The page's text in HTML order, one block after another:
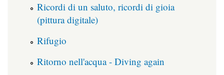
Ricordi di un saluto, ricordi di gioia
(pittura digitale)
Rifugio
Ritorno nell'acqua - Diving again